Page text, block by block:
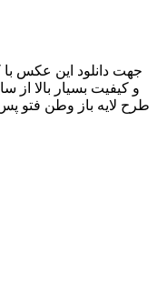
جهت دانلود این عکس با
طرح لایه باز وطن فتو